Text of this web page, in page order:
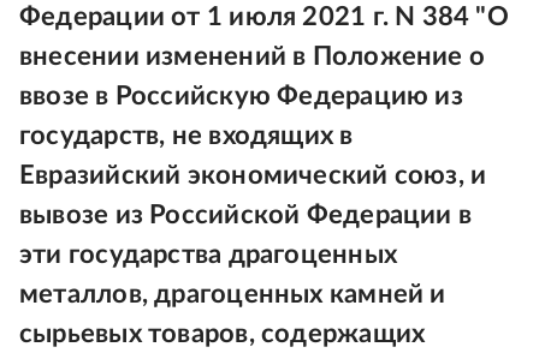
Федерации от 1 июля 2021 г. N 384 "О
внесении изменений в Положение о
ввозе в Российскую Федерацию из
государств, не входящих в
Евразийский экономический союз, и
вывозе из Российской Федерации в
эти государства драгоценных
металлов, драгоценных камней и
сырьевых товаров, содержащих